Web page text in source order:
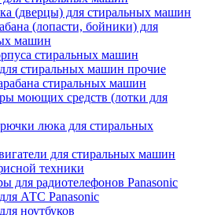
(дверцы) для стиральных машин
(лопасти, бойники) для
машин
стиральных машин
стиральных машин прочие
стиральных машин
моющих средств (лотки для
люка для стиральных
для стиральных машин
техники
для радиотелефонов Panasonic
АТС Panasonic
ноутбуков